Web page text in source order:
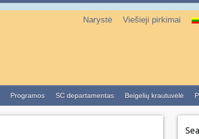
Narystė Viešieji pirkimai
Programos SC departamentas Beigelių krautuvėlė